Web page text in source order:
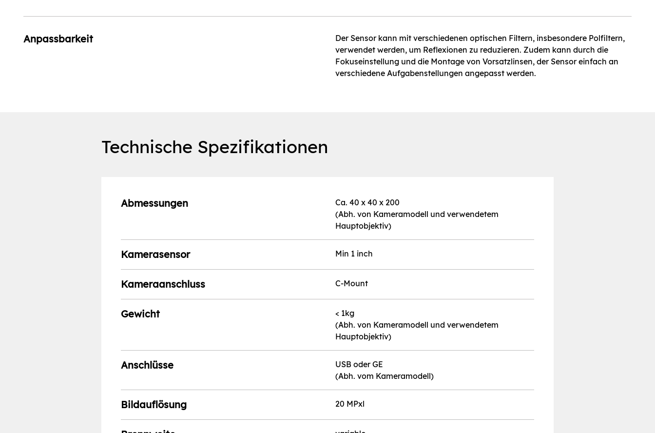
Anpassbarkeit
Der Sensor kann mit verschiedenen optischen Filtern, insbesondere Polfiltern,
verwendet werden, um Reflexionen zu reduzieren. Zudem kann durch die
Fokuseinstellung und die Montage von Vorsatzlinsen, der Sensor einfach an
verschiedene Aufgabenstellungen angepasst werden.
Technische Spezifikationen
Abmessungen
Ca. 40 x 40 x 200
(Abh. von Kameramodell und verwendetem
Hauptobjektiv)
Kamerasensor Min 1 inch
Kameraanschluss C-Mount
Gewicht
< 1kg
(Abh. von Kameramodell und verwendetem
Hauptobjektiv)
Anschlüsse
USB oder GE
(Abh. vom Kameramodell)
Bildauflösung 20 MPxl